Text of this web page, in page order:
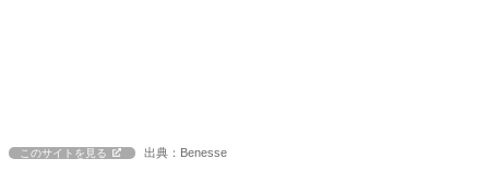
このサイトを見る 出典：Benesse